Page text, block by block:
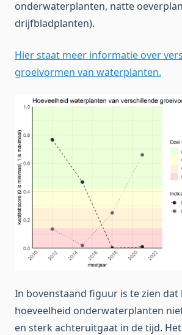
onderwaterplanten, natte
drijfbladplanten).
Hier staat meer informatie over
groeivormen van waterplanten.
In bovenstaand figuur is te zien
hoeveelheid onderwaterplanten
en sterk achteruitgaat in de tijd.